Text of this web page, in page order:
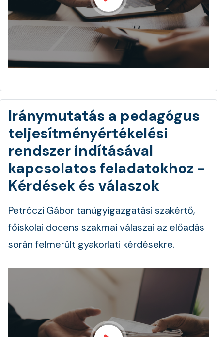
Iránymutatás a pedagógus
teljesítményértékelési
rendszer indításával
kapcsolatos feladatokhoz -
Kérdések és válaszok
Petróczi Gábor tanügyigazgatási szakértő,
főiskolai docens szakmai válaszai az előadás
során felmerült gyakorlati kérdésekre.